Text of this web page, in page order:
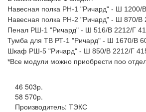
Навесная полка РН-1 "Ричард" - Ш 1200/
Навесная полка РН-2 "Ричард" - Ш 870/В
Пенал РШ-1 "Ричард" - Ш 516/В 2212/Г
Тумба для ТВ РТ-1 "Ричард" - Ш 1670/В
Шкаф РШ-5 "Ричард" - Ш 850/В 2212/Г
*Все модули можно приобрести поо
46 503р.
58 570р.
Производитель: ТЭКС